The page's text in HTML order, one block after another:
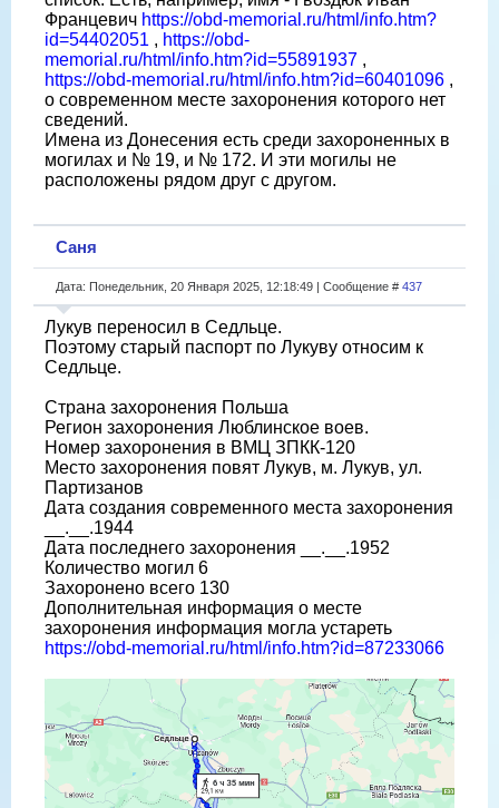
Францевич https://obd-memorial.ru/html/info.htm?
id=54402051 , https://obd-
memorial.ru/html/info.htm?id=55891937 ,
https://obd-memorial.ru/html/info.htm?id=60401096 ,
о современном месте захоронения которого нет
сведений.
Имена из Донесения есть среди захороненных в
могилах и № 19, и № 172. И эти могилы не
расположены рядом друг с другом.
Саня
Дата: Понедельник, 20 Января 2025, 12:18:49 | Сообщение # 437
Лукув переносил в Седльце.
Поэтому старый паспорт по Лукуву относим к
Седльце.
Страна захоронения Польша
Регион захоронения Люблинское воев.
Номер захоронения в ВМЦ ЗПКК-120
Место захоронения повят Лукув, м. Лукув, ул.
Партизанов
Дата создания современного места захоронения
__.__.1944
Дата последнего захоронения __.__.1952
Количество могил 6
Захоронено всего 130
Дополнительная информация о месте
захоронения информация могла устареть
https://obd-memorial.ru/html/info.htm?id=87233066